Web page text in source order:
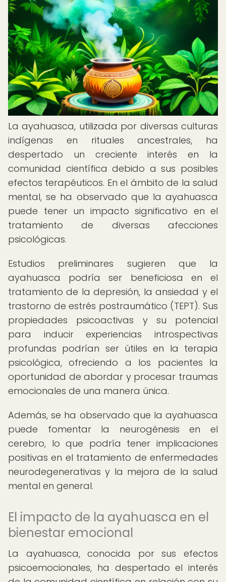
La ayahuasca, utilizada por diversas culturas
indígenas en rituales ancestrales, ha
despertado un creciente interés en la
comunidad científica debido a sus posibles
efectos terapéuticos. En el ámbito de la salud
mental, se ha observado que la ayahuasca
puede tener un impacto significativo en el
tratamiento de diversas afecciones
psicológicas.
Estudios preliminares sugieren que la
ayahuasca podría ser beneficiosa en el
tratamiento de la depresión, la ansiedad y el
trastorno de estrés postraumático (TEPT). Sus
propiedades psicoactivas y su potencial
para inducir experiencias introspectivas
profundas podrían ser útiles en la terapia
psicológica, ofreciendo a los pacientes la
oportunidad de abordar y procesar traumas
emocionales de una manera única.
Además, se ha observado que la ayahuasca
puede fomentar la neurogénesis en el
cerebro, lo que podría tener implicaciones
positivas en el tratamiento de enfermedades
neurodegenerativas y la mejora de la salud
mental en general.
El impacto de la ayahuasca en el
bienestar emocional
La ayahuasca, conocida por sus efectos
psicoemocionales, ha despertado el interés